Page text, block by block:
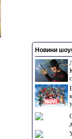
Новини